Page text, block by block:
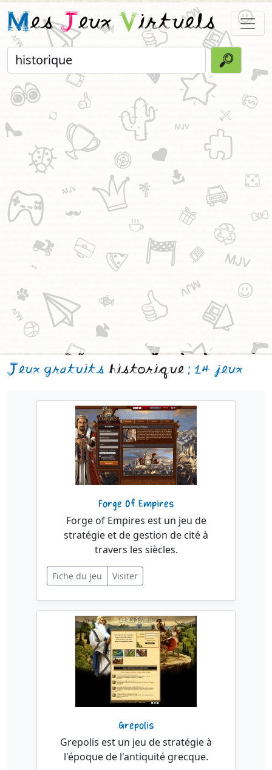
MesJeuxVirtuels
Jeux gratuits historique : 14 jeux
Forge Of Empires
Forge of Empires est un jeu de
stratégie et de gestion de cité à
travers les siècles.
Fiche du jeu Visiter
Grepolis
Grepolis est un jeu de stratégie à
l'époque de l'antiquité grecque.